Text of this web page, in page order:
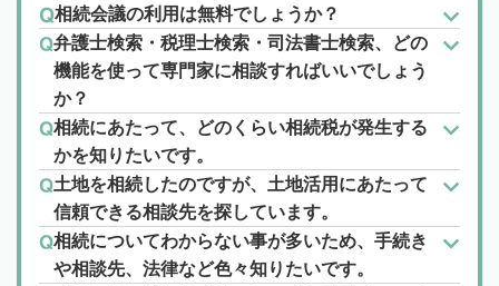
相続会議の利用は無料でしょうか？
弁護士検索・税理士検索・司法書士検索、どの
機能を使って専門家に相談すればいいでしょう
か？
相続にあたって、どのくらい相続税が発生する
かを知りたいです。
土地を相続したのですが、土地活用にあたって
信頼できる相談先を探しています。
相続についてわからない事が多いため、手続き
や相談先、法律など色々知りたいです。